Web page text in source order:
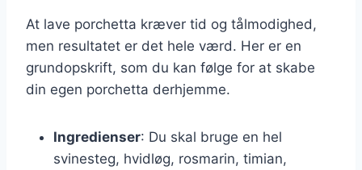
At lave porchetta kræver tid og tålmodighed,
men resultatet er det hele værd. Her er en
grundopskrift, som du kan følge for at skabe
din egen porchetta derhjemme.
Ingredienser: Du skal bruge en hel
svinesteg, hvidløg, rosmarin, timian,